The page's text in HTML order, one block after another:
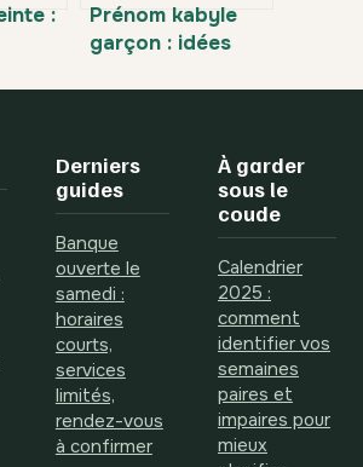
:
la
Prénom kabyle
garçon : idées
modernes et
Derniers
guides
Banque
ouverte le
samedi :
horaires
courts,
services
limités,
rendez-vous
à confirmer
À garder
sous le
coude
Calendrier
2025 :
comment
identifier vos
semaines
paires et
impaires pour
mieux